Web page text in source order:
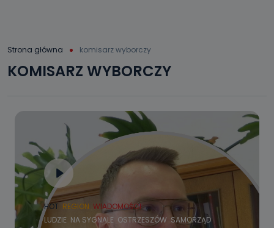
Strona główna komisarz wyborczy
KOMISARZ WYBORCZY
HOT REGION WIADOMOŚCI
LUDZIE NA SYGNALE OSTRZESZÓW SAMORZĄD